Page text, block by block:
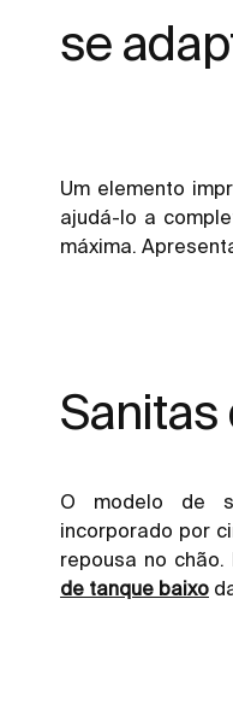
se
Um elemento
ajudá-lo a
máxima.
Sanitas
O modelo de
incorporado por
repousa no
de tanque baixo